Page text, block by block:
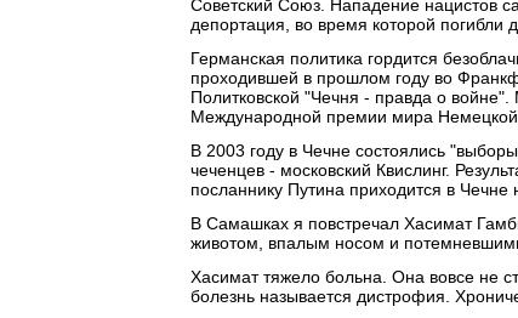
Советский Союз. Нападение нацистов
депортация, во время которой погибли
Германская политика гордится
проходившей в прошлом году во
Политковской "Чечня - правда о
Международной премии мира Немецкой
В 2003 году в Чечне состоялись
чеченцев - московский Квислинг.
посланнику Путина приходится в Чечне
В Самашках я повстречал Хасимат
животом, впалым носом и
Хасимат тяжело больна. Она вовсе не
болезнь называется дистрофия.